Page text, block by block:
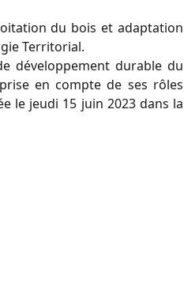
du bois et adaptation
Territorial.
développement durable du
en compte de ses rôles
le jeudi 15 juin 2023 dans la